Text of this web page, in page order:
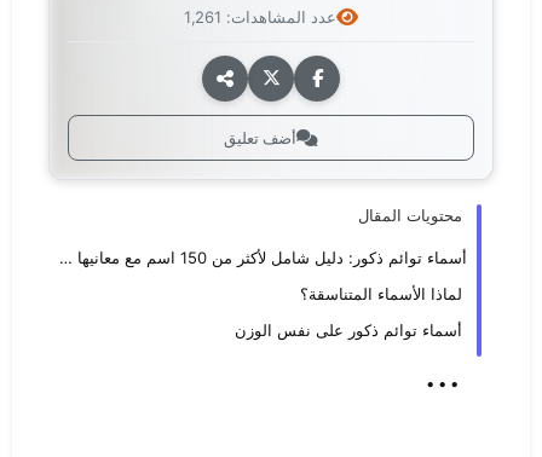
عدد المشاهدات: 1,261
أضف تعليق
محتويات المقال
أسماء توائم ذكور: دليل شامل لأكثر من 150 اسم مع معانيها 2025
لماذا الأسماء المتناسقة؟
أسماء توائم ذكور على نفس الوزن
...